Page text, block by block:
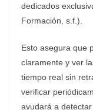
dedicados
Formación, s.f.).
Esto asegura que
claramente y ver
tiempo real sin
verificar
ayudará a